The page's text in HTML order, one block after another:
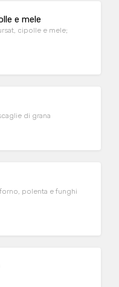
e mele
cipolle e mele;
di grana
polenta e funghi